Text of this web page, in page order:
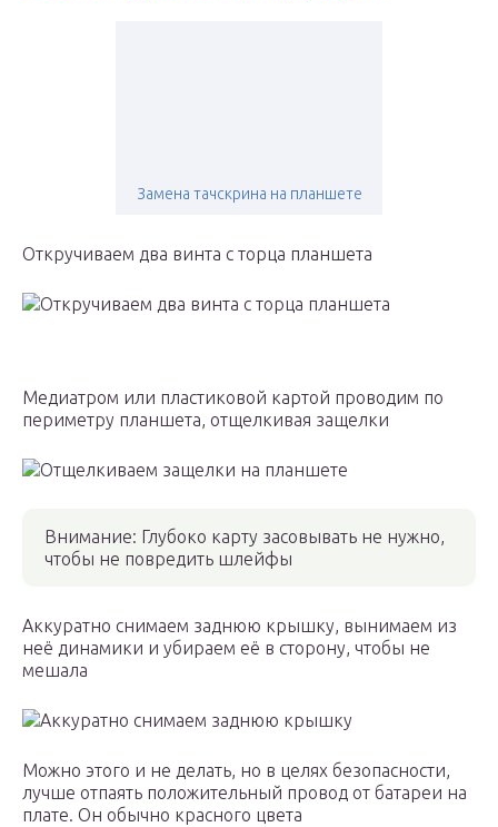
Замена тачскрина на планшете
Откручиваем два винта с торца планшета
Откручиваем два винта с торца планшета
Медиатром или пластиковой картой проводим по
периметру планшета, отщелкивая защелки
Отщелкиваем защелки на планшете
Внимание: Глубоко карту засовывать не нужно,
чтобы не повредить шлейфы
Аккуратно снимаем заднюю крышку, вынимаем из
неё динамики и убираем её в сторону, чтобы не
мешала
Аккуратно снимаем заднюю крышку
Можно этого и не делать, но в целях безопасности,
лучше отпаять положительный провод от батареи на
плате. Он обычно красного цвета